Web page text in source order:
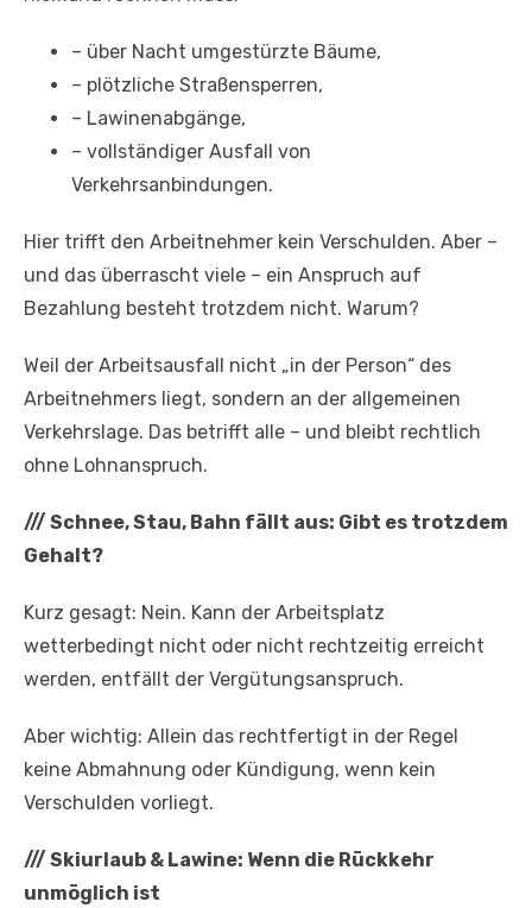
– über Nacht umgestürzte Bäume,
– plötzliche Straßensperren,
– Lawinenabgänge,
– vollständiger Ausfall von
Verkehrsanbindungen.
Hier trifft den Arbeitnehmer kein Verschulden. Aber –
und das überrascht viele – ein Anspruch auf
Bezahlung besteht trotzdem nicht. Warum?
Weil der Arbeitsausfall nicht „in der Person“ des
Arbeitnehmers liegt, sondern an der allgemeinen
Verkehrslage. Das betrifft alle – und bleibt rechtlich
ohne Lohnanspruch.
/// Schnee, Stau, Bahn fällt aus: Gibt es trotzdem
Gehalt?
Kurz gesagt: Nein. Kann der Arbeitsplatz
wetterbedingt nicht oder nicht rechtzeitig erreicht
werden, entfällt der Vergütungsanspruch.
Aber wichtig: Allein das rechtfertigt in der Regel
keine Abmahnung oder Kündigung, wenn kein
Verschulden vorliegt.
/// Skiurlaub & Lawine: Wenn die Rückkehr
unmöglich ist